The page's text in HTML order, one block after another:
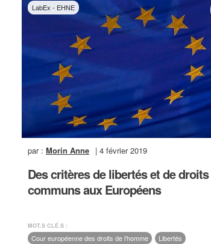
LabEx - EHNE
par : Morin Anne | 4 février 2019
Des critères de libertés et de droits
communs aux Européens
MOT.S CLÉ.S :
Cour européenne des droits de l'homme
Libertés